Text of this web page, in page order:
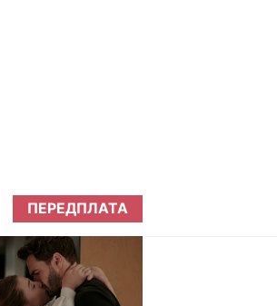
ПЕРЕДПЛАТА